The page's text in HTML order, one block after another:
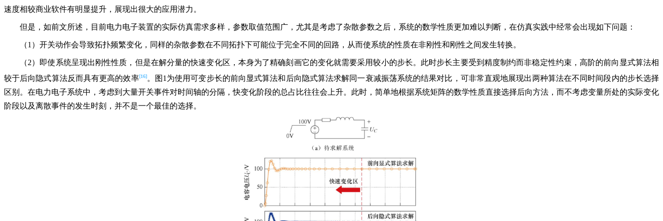
速度相较商业软件有明显提升，展现出很大的应用潜力。
但是，如前文所述，目前电力电子装置的实际仿真需求多样，参数取值范围广，尤其是考虑了杂散参数之后，系统的数学性质更加难以判断，在仿真实践中经常会出现如下问题：
（1）开关动作会导致拓扑频繁变化，同样的杂散参数在不同拓扑下可能位于完全不同的回路，从而使系统的性质在非刚性和刚性之间发生转换。
（2）即使系统呈现出刚性性质，但是在解分量的快速变化区，本身为了精确刻画它的变化就需要采用较小的步长。此时步长主要受到精度制约而非稳定性约束，高阶的前向显式算法相
较于后向隐式算法反而具有更高的效率[16]。图1为使用可变步长的前向显式算法和后向隐式算法求解同一衰减振荡系统的结果对比，可非常直观地展现出两种算法在不同时间段内的步长选择
区别。在电力电子系统中，考虑到大量开关事件对时间轴的分隔，快变化阶段的总占比往往会上升。此时，简单地根据系统矩阵的数学性质直接选择后向方法，而不考虑变量所处的实际变化
阶段以及离散事件的发生时刻，并不是一个最佳的选择。